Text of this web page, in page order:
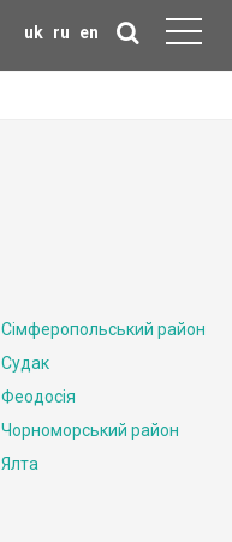
uk ru en
Сімферопольський район
Судак
Феодосія
Чорноморський район
Ялта